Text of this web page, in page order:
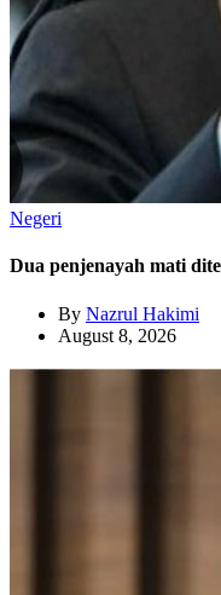
Negeri
Dua penjenayah mati
By Nazrul Hakimi
August 8, 2026